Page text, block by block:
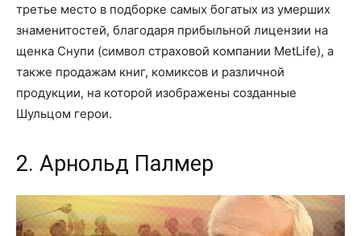
третье место в подборке самых богатых из умерших
знаменитостей, благодаря прибыльной лицензии на
щенка Снупи (символ страховой компании MetLife), а
также продажам книг, комиксов и различной
продукции, на которой изображены созданные
Шульцом герои.
2. Арнольд Палмер